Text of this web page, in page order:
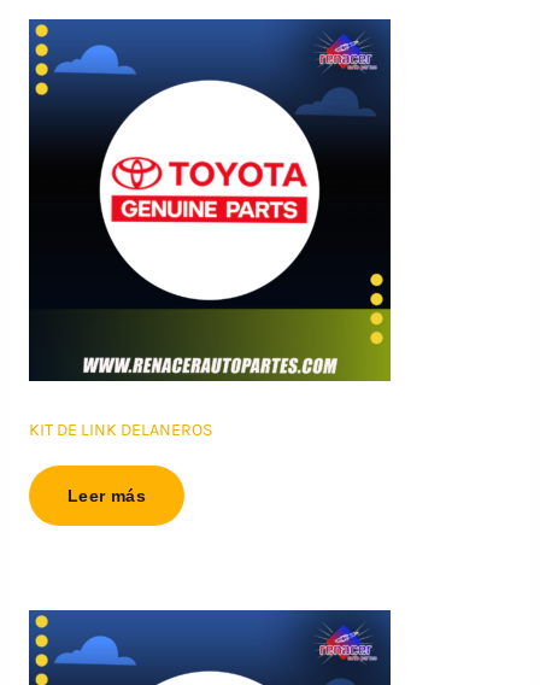
KIT DE LINK DELANEROS
Leer más